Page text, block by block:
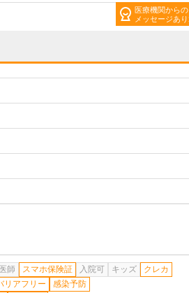
医療機関からの
メッセージあり
師 スマホ保険証 入院可 キッズ
クレカ
リアフリー
感染予防